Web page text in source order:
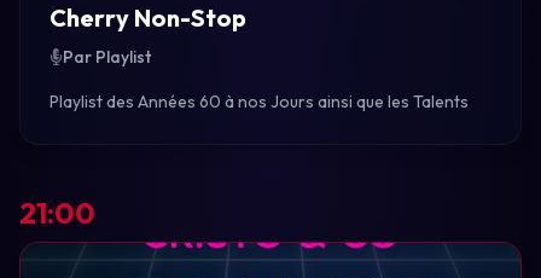
Cherry Non-Stop
Par Playlist
Playlist des Années 60 à nos Jours ainsi que les Talents
21:00